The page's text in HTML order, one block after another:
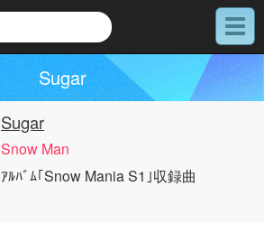
メ
ニ
Sugar
Sugar
Snow Man
ｱﾙﾊﾞﾑ｢Snow Mania S1｣収録曲